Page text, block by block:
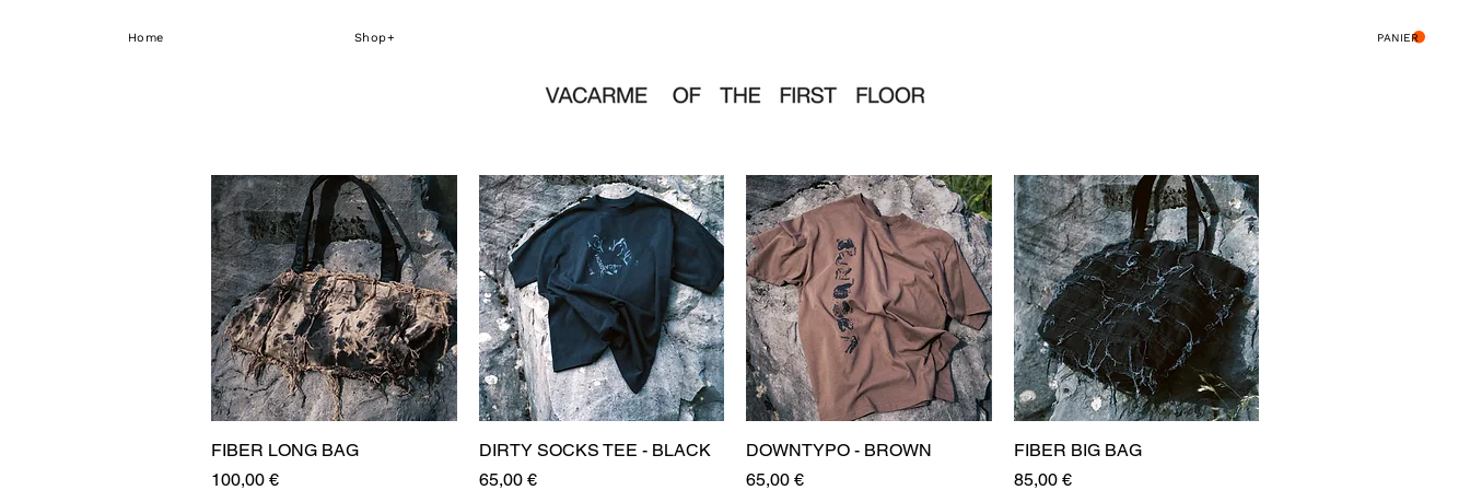
Home Shop+ PANIER
Aperçu rapide
FIBER LONG BAG
Prix
100,00 €
Aperçu rapide
DIRTY SOCKS TEE - BLACK
Prix
65,00 €
Aperçu rapide
DOWNTYPO - BROWN
Prix
65,00 €
Aperçu rapide
FIBER BIG BAG
Prix
85,00 €